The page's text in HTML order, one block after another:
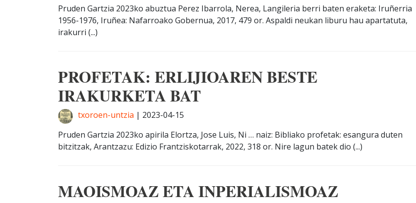
Pruden Gartzia 2023ko abuztua Perez Ibarrola, Nerea, Langileria berri baten eraketa: Iruñerria
1956-1976, Iruñea: Nafarroako Gobernua, 2017, 479 or. Aspaldi neukan liburu hau apartatuta,
irakurri (...)
PROFETAK: ERLIJIOAREN BESTE
IRAKURKETA BAT
txoroen-untzia | 2023-04-15
Pruden Gartzia 2023ko apirila Elortza, Jose Luis, Ni … naiz: Bibliako profetak: esangura duten
bitzitzak, Arantzazu: Edizio Frantziskotarrak, 2022, 318 or. Nire lagun batek dio (...)
MAOISMOAZ ETA INPERIALISMOAZ